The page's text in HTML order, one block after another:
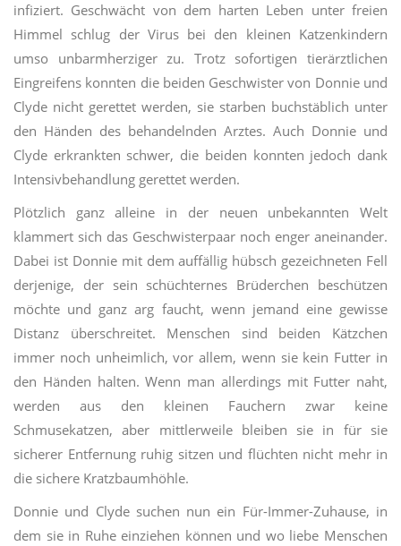
infiziert. Geschwächt von dem harten Leben unter freien
Himmel schlug der Virus bei den kleinen Katzenkindern
umso unbarmherziger zu. Trotz sofortigen tierärztlichen
Eingreifens konnten die beiden Geschwister von Donnie und
Clyde nicht gerettet werden, sie starben buchstäblich unter
den Händen des behandelnden Arztes. Auch Donnie und
Clyde erkrankten schwer, die beiden konnten jedoch dank
Intensivbehandlung gerettet werden.
Plötzlich ganz alleine in der neuen unbekannten Welt
klammert sich das Geschwisterpaar noch enger aneinander.
Dabei ist Donnie mit dem auffällig hübsch gezeichneten Fell
derjenige, der sein schüchternes Brüderchen beschützen
möchte und ganz arg faucht, wenn jemand eine gewisse
Distanz überschreitet. Menschen sind beiden Kätzchen
immer noch unheimlich, vor allem, wenn sie kein Futter in
den Händen halten. Wenn man allerdings mit Futter naht,
werden aus den kleinen Fauchern zwar keine
Schmusekatzen, aber mittlerweile bleiben sie in für sie
sicherer Entfernung ruhig sitzen und flüchten nicht mehr in
die sichere Kratzbaumhöhle.
Donnie und Clyde suchen nun ein Für-Immer-Zuhause, in
dem sie in Ruhe einziehen können und wo liebe Menschen